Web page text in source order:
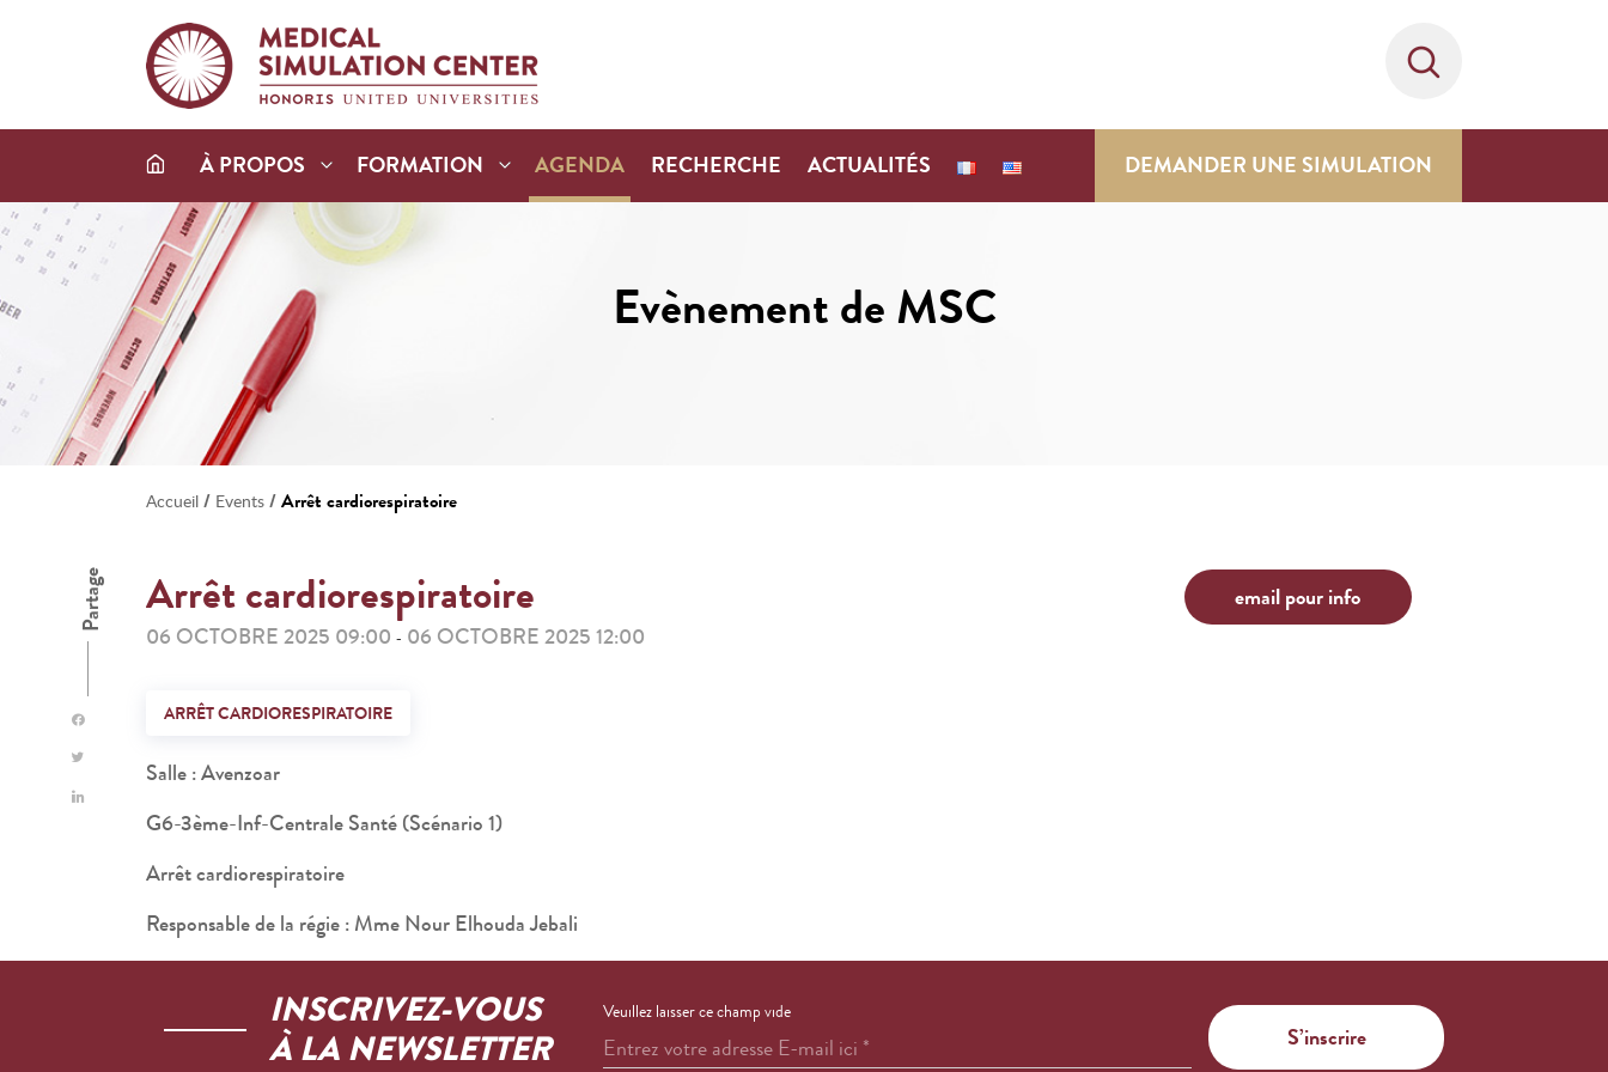
À PROPOS FORMATION AGENDA RECHERCHE ACTUALITÉS DEMANDER UNE SIMULATION
Evènement de MSC
Accueil / Events /Arrêt cardiorespiratoire
Partage Arrêt cardiorespiratoire
06 OCTOBRE 2025 09:00 - 06 OCTOBRE 2025 12:00
email pour info
ARRÊT CARDIORESPIRATOIRE
Salle : Avenzoar
G6-3ème-Inf-Centrale Santé (Scénario 1)
Arrêt cardiorespiratoire
Responsable de la régie : Mme Nour Elhouda Jebali
INSCRIVEZ-VOUS
À LA NEWSLETTER
Veuillez laisser ce champ vide
Entrez votre adresse E-mail ici*